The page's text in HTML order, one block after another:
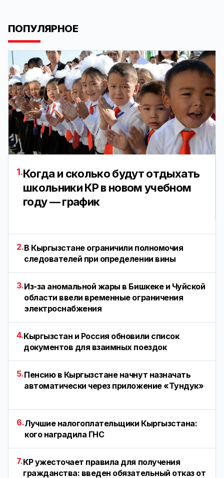
ПОПУЛЯРНОЕ
1.Когда и сколько будут отдыхать
школьники КР в новом учебном
году — график
2.В Кыргызстане ограничили полномочия
следователей при определении вины
3.Из-за аномальной жары в Бишкеке и Чуйской
области ввели временные ограничения
электроснабжения
4.Кыргызстан и Россия обновили список
документов для взаимных поездок
5.Пенсию в Кыргызстане начнут назначать
автоматически через приложение «Тундук»
6.Лучшие налогоплательщики Кыргызстана:
кого наградила ГНС
7.КР ужесточает правила для получения
гражданства: введен обязательный отказ от